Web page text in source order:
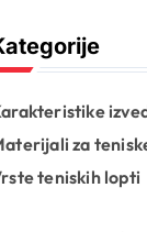
za
teniskih lopti